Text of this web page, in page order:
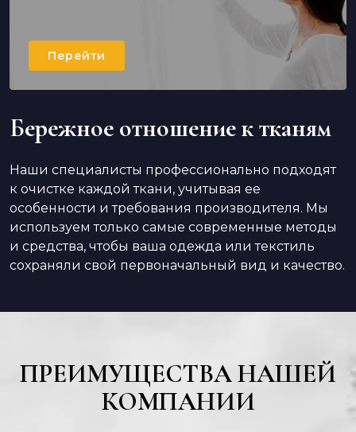
Перейти
Бережное отношение к тканям
Наши специалисты профессионально подходят
к очистке каждой ткани, учитывая ее
особенности и требования производителя. Мы
используем только самые современные методы
и средства, чтобы ваша одежда или текстиль
сохраняли свой первоначальный вид и качество.
ПРЕИМУЩЕСТВА НАШЕЙ
КОМПАНИИ